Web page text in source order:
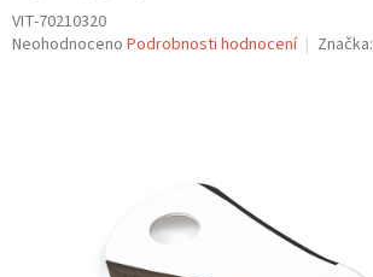
VIT-70210320
Průměrné
Neohodnoceno Podrobnosti hodnocení Značka: